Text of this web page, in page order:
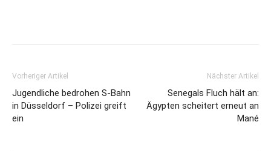
Vorheriger Artikel
Jugendliche bedrohen S-Bahn
in Düsseldorf – Polizei greift
ein
Nächster Artikel
Senegals Fluch hält an:
Ägypten scheitert erneut an
Mané